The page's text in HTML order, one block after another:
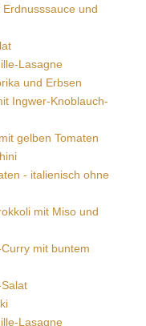
und
Lasagne
und Erbsen
Ingwer-Knoblauch-
gelben Tomaten
- italienisch ohne
mit Miso und
mit buntem
Lasagne